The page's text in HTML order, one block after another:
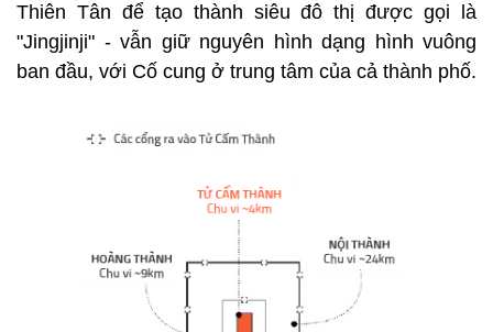
Thiên Tân để tạo thành siêu đô thị được gọi là
"Jingjinji" - vẫn giữ nguyên hình dạng hình vuông
ban đầu, với Cố cung ở trung tâm của cả thành phố.